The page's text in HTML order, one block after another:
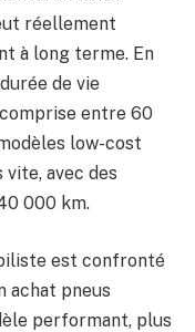
réellement
à long terme. En
de vie
entre 60
low-cost
vite, avec des
000 km.
est confronté
achat pneus
performant, plus